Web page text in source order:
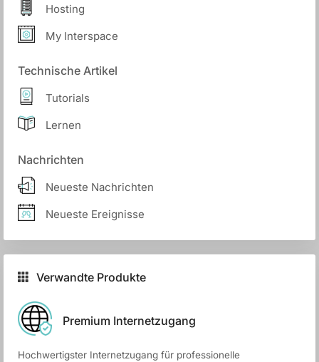
Hosting
My Interspace
Technische Artikel
Tutorials
Lernen
Nachrichten
Neueste Nachrichten
Neueste Ereignisse
Verwandte Produkte
Premium Internetzugang
Hochwertigster Internetzugang für professionelle